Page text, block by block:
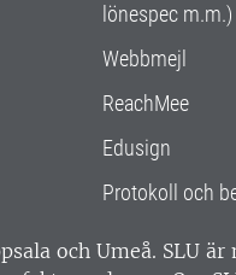
lönespec m.m.)
Webbmejl
ReachMee
Edusign
Protokoll och
och Umeå. SLU